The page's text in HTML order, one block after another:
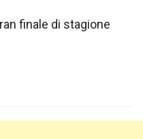
finale di stagione